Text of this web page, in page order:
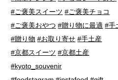
#ご褒美スイーツ #ご褒美チョコ
#ご褒美おやつ #贈り物に最適 #手
#贈り物 #お取り寄せ #手土産
#京都スイーツ #京都土産
#kyoto_souvenir